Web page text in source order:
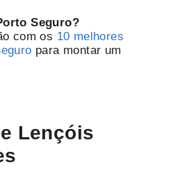
Seguro?
com os 10 melhores
para montar um
Lençóis